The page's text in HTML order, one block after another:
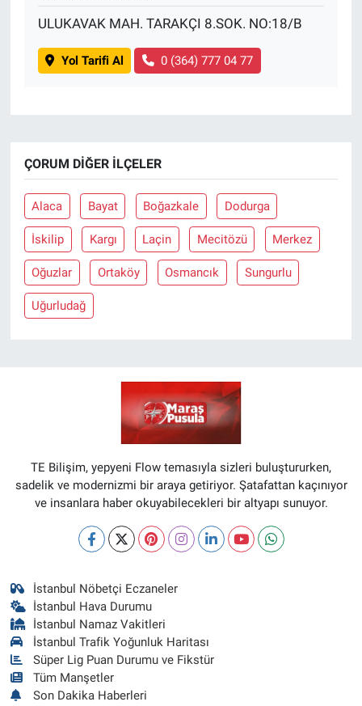
ULUKAVAK MAH. TARAKÇI 8.SOK. NO:18/B
Yol Tarifi Al 0 (364) 777 04 77
ÇORUM DIĞER İLÇELER
Alaca Bayat Boğazkale Dodurga
İskilip Kargı Laçin Mecitözü Merkez
Oğuzlar Ortaköy Osmancık Sungurlu
Uğurludağ
TE Bilişim, yepyeni Flow temasıyla sizleri buluştururken,
sadelik ve modernizmi bir araya getiriyor. Şatafattan kaçınıyor
ve insanlara haber okuyabilecekleri bir altyapı sunuyor.
İstanbul Nöbetçi Eczaneler
İstanbul Hava Durumu
İstanbul Namaz Vakitleri
İstanbul Trafik Yoğunluk Haritası
Süper Lig Puan Durumu ve Fikstür
Tüm Manşetler
Son Dakika Haberleri